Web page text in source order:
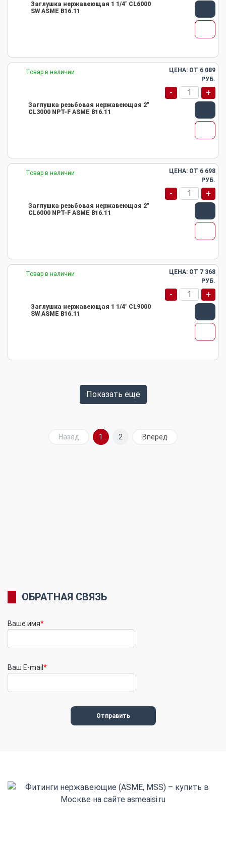
Заглушка нержавеющая 1 1/4" CL6000
SW ASME B16.11
Товар в наличии
Заглушка резьбовая нержавеющая 2"
CL3000 NPT-F ASME B16.11
ЦЕНА: ОТ 6 089
РУБ.
- +
Товар в наличии
Заглушка резьбовая нержавеющая 2"
CL6000 NPT-F ASME B16.11
ЦЕНА: ОТ 6 698
РУБ.
- +
Товар в наличии
Заглушка нержавеющая 1 1/4" CL9000
SW ASME B16.11
ЦЕНА: ОТ 7 368
РУБ.
- +
Показать ещё
Назад 1 2 Вперед
ОБРАТНАЯ СВЯЗЬ
Ваше имя*
Ваш E-mail *